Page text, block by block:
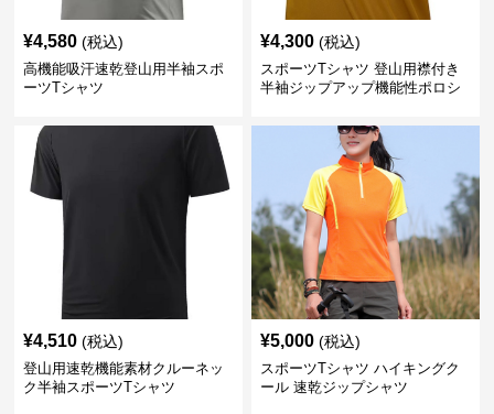
¥4,580 (税込)
高機能吸汗速乾登山用半袖スポ
ーツTシャツ
¥4,300 (税込)
スポーツTシャツ 登山用襟付き
半袖ジップアップ機能性ポロシ
¥4,510 (税込)
登山用速乾機能素材クルーネッ
ク半袖スポーツTシャツ
¥5,000 (税込)
スポーツTシャツ ハイキングク
ール 速乾ジップシャツ